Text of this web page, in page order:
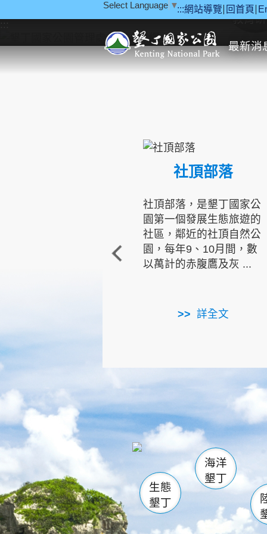
:::網站導覽 回首頁
Select Language ▼
最新消
::: 教育
社頂部落
社頂部落，是墾丁國家公
園第一個發展生態旅遊的
社區，鄰近的社頂自然公
園，每年9、10月間，數
以萬計的赤腹鷹及灰 ...
詳全文
龜山 海生館
恆春
龍鑾潭自
瓊麻館
關山
白砂
生態
墾丁
海洋
墾丁